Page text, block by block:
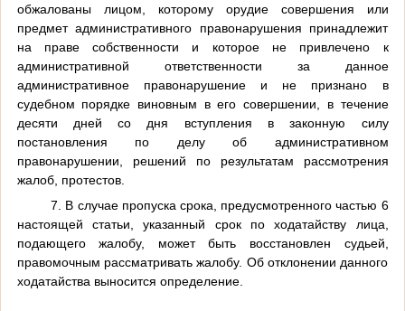
обжалованы лицом, которому орудие совершения или
предмет административного правонарушения принадлежит
на праве собственности и которое не привлечено к
административной ответственности за данное
административное правонарушение и не признано в
судебном порядке виновным в его совершении, в течение
десяти дней со дня вступления в законную силу
постановления по делу об административном
правонарушении, решений по результатам рассмотрения
жалоб, протестов.
7. В случае пропуска срока, предусмотренного частью 6
настоящей статьи, указанный срок по ходатайству лица,
подающего жалобу, может быть восстановлен судьей,
правомочным рассматривать жалобу. Об отклонении данного
ходатайства выносится определение.